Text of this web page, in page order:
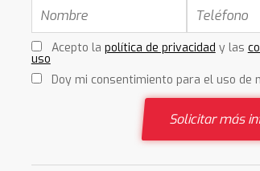
Acepto la política de privacidad y las
uso
Doy mi consentimiento para el uso de
Solicitar más